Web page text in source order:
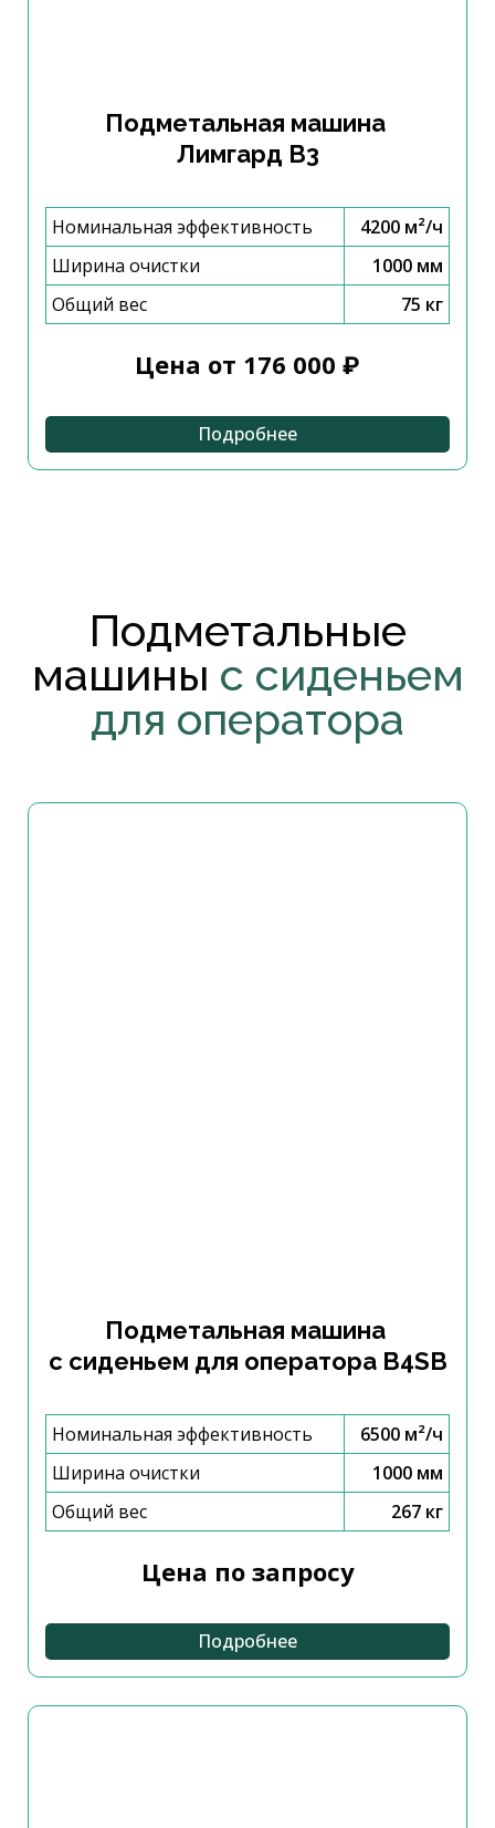
Подметальная машина
Лимгард B3
Номинальная эффективность
4200 м²/ч
Ширина очистки
1000 мм
Общий вес
75 кг
Цена от 176 000 ₽
Подробнее
Подметальные
машины с сиденьем
для оператора
Подметальная машина
с сиденьем для оператора B4SB
Номинальная эффективность
6500 м²/ч
Ширина очистки
1000 мм
Общий вес
267 кг
Цена по запросу
Подробнее